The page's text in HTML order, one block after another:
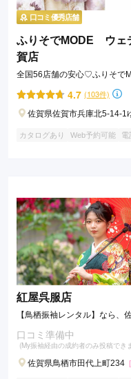
口コミ優秀店舗
ふりそでMODE ウェ
賀店
全国56店舗の安心♡ふりそで
4.7 (103件)
佐賀県佐賀市兵庫北5-14-1
カタログあり Web予約可能 電
紅屋呉服店
【鳥栖振袖レンタル】なら、
口コミ準備中
(My振袖経由の成約者のみ投稿でき
佐賀県鳥栖市田代上町234